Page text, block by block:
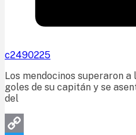
c2490225
Los mendocinos superaron a
goles de su capitán y se
del